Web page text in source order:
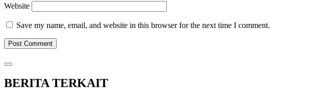
Website
Save my name, email, and website in this browser for the next time I comment.
BERITA TERKAIT